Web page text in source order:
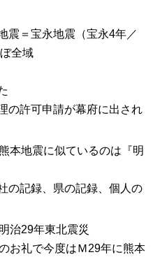
震＝宝永地震（宝永4年／
全域
の許可申請が幕府に出され
本地震に似ているのは『明
の記録、県の記録、個人の
治29年東北震災
お礼で今度はＭ29年に熊本